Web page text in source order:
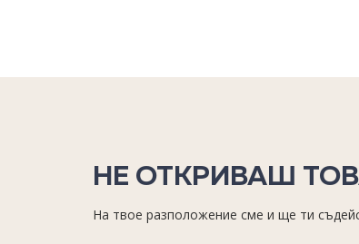
НЕ ОТКРИВАШ
На твое разположение сме и ще ти